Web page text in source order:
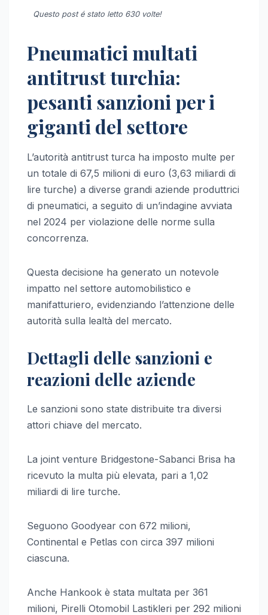
Questo post é stato letto 630 volte!
Pneumatici multati
antitrust turchia:
pesanti sanzioni per i
giganti del settore
L’autorità antitrust turca ha imposto multe per
un totale di 67,5 milioni di euro (3,63 miliardi di
lire turche) a diverse grandi aziende produttrici
di pneumatici, a seguito di un’indagine avviata
nel 2024 per violazione delle norme sulla
concorrenza.
Questa decisione ha generato un notevole
impatto nel settore automobilistico e
manifatturiero, evidenziando l’attenzione delle
autorità sulla lealtà del mercato.
Dettagli delle sanzioni e
reazioni delle aziende
Le sanzioni sono state distribuite tra diversi
attori chiave del mercato.
La joint venture Bridgestone-Sabanci Brisa ha
ricevuto la multa più elevata, pari a 1,02
miliardi di lire turche.
Seguono Goodyear con 672 milioni,
Continental e Petlas con circa 397 milioni
ciascuna.
Anche Hankook è stata multata per 361
milioni, Pirelli Otomobil Lastikleri per 292 milioni